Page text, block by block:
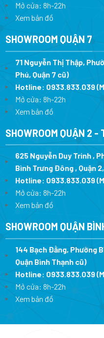
Mở cửa: 8h-22h
Xem bản đồ
SHOWROOM QUẬN 7
71 Nguyễn Thị Thập,
Phú, Quận 7 cũ)
Hotline: 0933.833.039
Mở cửa: 8h-22h
Xem bản đồ
SHOWROOM QUẬN 2 -
625 Nguyễn Duy Trinh ,
Bình Trưng Đông , Quận
Hotline: 0933.833.039
Mở cửa: 8h-22h
Xem bản đồ
SHOWROOM QUẬN
144 Bạch Đằng, Phường
Quận Bình Thạnh cũ)
Hotline: 0933.833.039
Mở cửa: 8h-22h
Xem bản đồ